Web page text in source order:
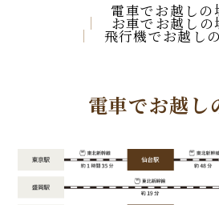
電車でお越しの
お車でお越しの
飛行機でお越し
電車でお越し